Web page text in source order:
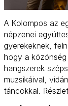
A Kolompos az
népzenei
gyerekeknek,
hogy a közönség
hangszerek
muzsikáival,
táncokkal.